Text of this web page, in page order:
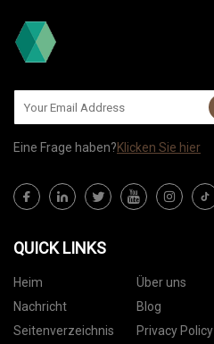
Eine Frage haben?Klicken Sie hier
QUICK LINKS
Heim Über uns
Nachricht
Blog
Seitenverzeichnis
Privacy Policy